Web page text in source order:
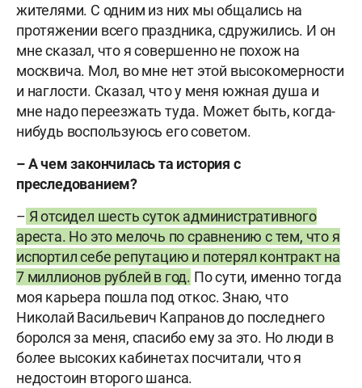
жителями. С одним из них мы общались на
протяжении всего праздника, сдружились. И он
мне сказал, что я совершенно не похож на
москвича. Мол, во мне нет этой высокомерности
и наглости. Сказал, что у меня южная душа и
мне надо переезжать туда. Может быть, когда-
нибудь воспользуюсь его советом.
– А чем закончилась та история с
преследованием?
– Я отсидел шесть суток административного
ареста. Но это мелочь по сравнению с тем, что я
испортил себе репутацию и потерял контракт на
7 миллионов рублей в год. По сути, именно тогда
моя карьера пошла под откос. Знаю, что
Николай Васильевич Капранов до последнего
боролся за меня, спасибо ему за это. Но люди в
более высоких кабинетах посчитали, что я
недостоин второго шанса.